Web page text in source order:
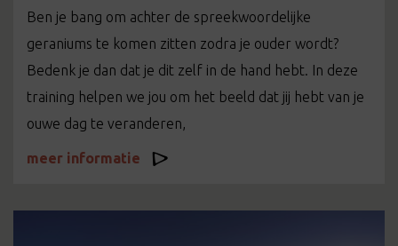
Ben je bang om achter de spreekwoordelijke
geraniums te komen zitten zodra je ouder wordt?
Bedenk je dan dat je dit zelf in de hand hebt. In deze
training helpen we jou om het beeld dat jij hebt van je
ouwe dag te veranderen,
meer informatie